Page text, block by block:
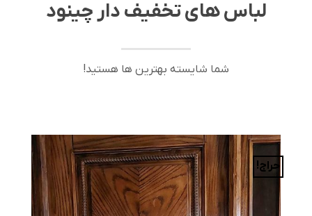
لباس های تخفیف دار چینود
شما شایسته بهترین ها هستید!
حراج!